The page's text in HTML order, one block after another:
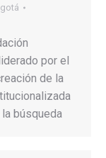
por el
de la
búsqueda